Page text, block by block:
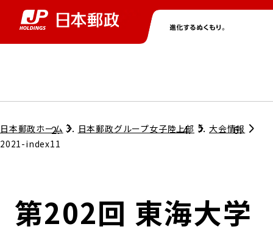
グループ情報トップ
コンプライアンス
株主・投資家情報トップ
個人投資家のみなさまへ
ニューストップ
サステナビリティトップ
担当役員メッセージ
採用情報トップ
日本郵政ホーム 日本郵政グループ女子陸上部
大会情報
2021-index11
第202回 東海大学